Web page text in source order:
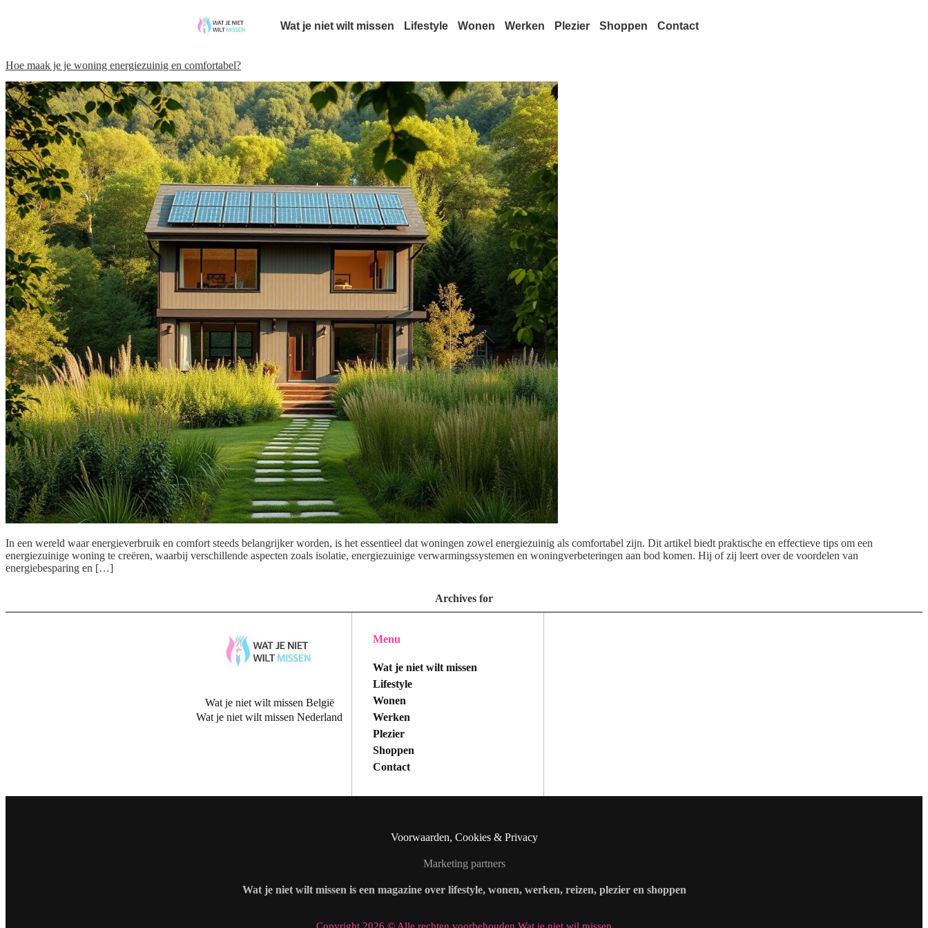
Wat je niet wilt missen Lifestyle Wonen Werken Plezier Shoppen Contact
Hoe maak je je woning energiezuinig en comfortabel?
In een wereld waar energieverbruik en comfort steeds belangrijker worden, is het essentieel dat woningen zowel energiezuinig als comfortabel zijn. Dit artikel biedt praktische en effectieve tips om een
energiezuinige woning te creëren, waarbij verschillende aspecten zoals isolatie, energiezuinige verwarmingssystemen en woningverbeteringen aan bod komen. Hij of zij leert over de voordelen van
energiebesparing en […]
Archives for
Wat je niet wilt missen België
Wat je niet wilt missen Nederland
Menu
Wat je niet wilt missen
Lifestyle
Wonen
Werken
Plezier
Shoppen
Contact
Voorwaarden, Cookies & Privacy
Marketing partners
Wat je niet wilt missen is een magazine over lifestyle, wonen, werken, reizen, plezier en shoppen
Copyright 2026 © Alle rechten voorbehouden Wat je niet wil missen